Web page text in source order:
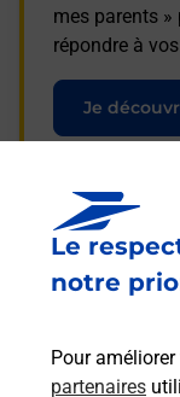
Le
notre
Pour
partenaires
mes parents »
répondre à
Je
posées